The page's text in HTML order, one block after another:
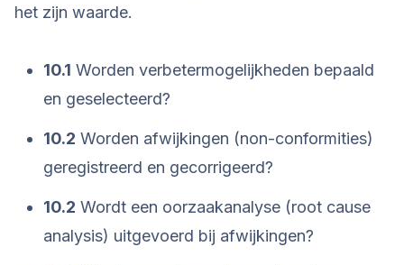
het zijn waarde.
10.1 Worden verbetermogelijkheden bepaald
en geselecteerd?
10.2 Worden afwijkingen (non-conformities)
geregistreerd en gecorrigeerd?
10.2 Wordt een oorzaakanalyse (root cause
analysis) uitgevoerd bij afwijkingen?